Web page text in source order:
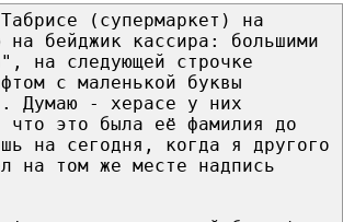
(супермаркет) на
на бейджик кассира: большими
на следующей строчке
с маленькой буквы
Думаю - херасе у них
что это была её фамилия до
на сегодня, когда я другого
на том же месте надпись